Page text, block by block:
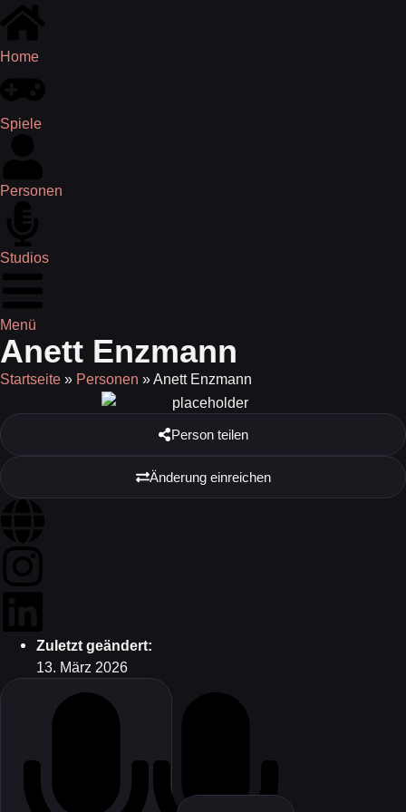
Home
Spiele
Personen
Studios
Menü
Anett Enzmann
Startseite » Personen »Anett Enzmann
Person teilen
Änderung einreichen
Zuletzt geändert:
13. März 2026